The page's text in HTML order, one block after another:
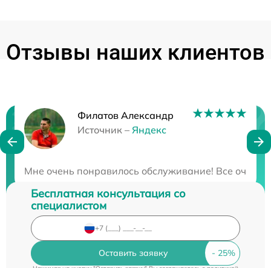
Отзывы наших клиентов
Филатов Александр
Источник – Яндекс
Мне очень понравилось обслуживание! Все очень
Нужна консультация?
Бесплатная консультация со
специалистом
Оставить заявку